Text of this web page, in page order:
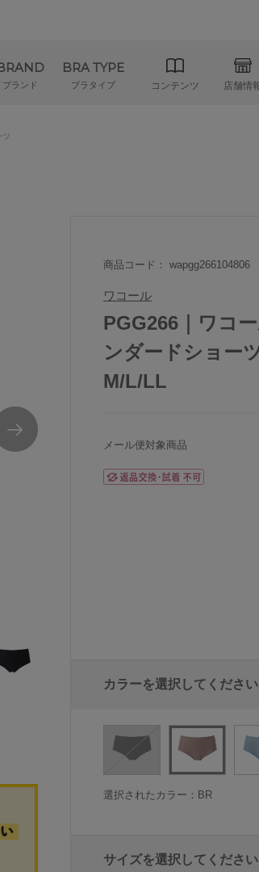
ブランド
BRA TYPE
ブラタイプ コンテンツ 店舗情
ツ
商品コード： wapgg266104806
ワコール
PGG266｜ワコ
ンダードショー
M/L/LL
メール便対象商品
カラーを選択してください
選択されたカラー：BR
サイズを選択してください